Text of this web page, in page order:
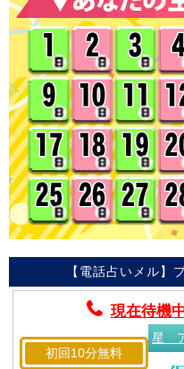
【電話占いメル】
現在待機
初回10分無料
星